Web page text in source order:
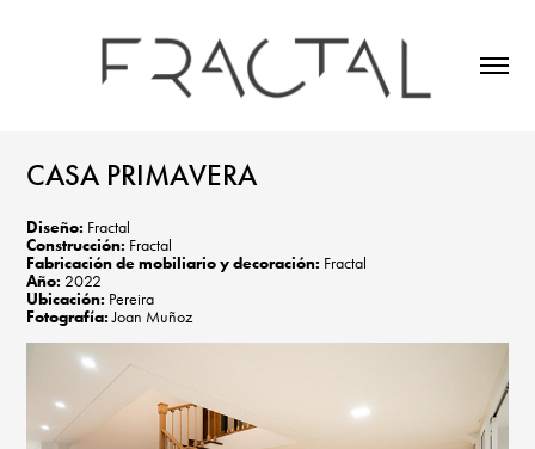
CASA PRIMAVERA
Diseño: Fractal
Construcción: Fractal
Fabricación de mobiliario y decoración: Fractal
Año: 2022
Ubicación: Pereira
Fotografía:Joan Muñoz